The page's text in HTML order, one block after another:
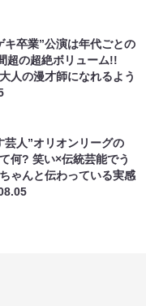
キ卒業”公演は年代ごとの
超の超絶ボリューム!!
人の漫才師になれるよう
芸人”オリオンリーグの
何? 笑い×伝統芸能でう
ゃんと伝わっている実感